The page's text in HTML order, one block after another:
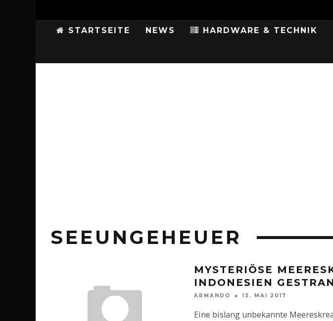
STARTSEITE NEWS HARDWARE & TECHNIK
SEEUNGEHEUER
MYSTERIÖSE
INDONESIEN
ARMANDO 13. MAI 2017
Eine bislang unbekannte